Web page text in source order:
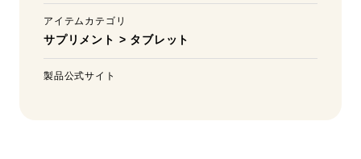
アイテムカテゴリ
サプリメント > タブレット
製品公式サイト